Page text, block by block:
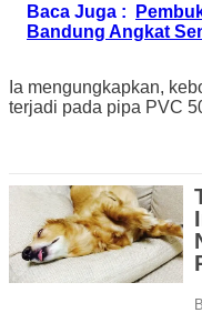
Baca Juga :
Bandung Angkat
Ia mengungkapkan,
terjadi pada pipa PVC